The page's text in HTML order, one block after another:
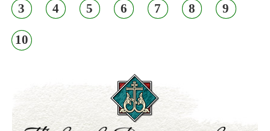
3 4 5 6 7 8 9
10